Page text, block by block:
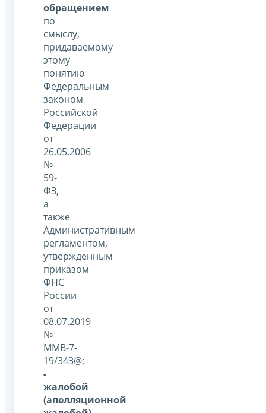
обращением
по
смыслу,
придаваемому
этому
понятию
Федеральным
законом
Российской
Федерации
от
26.05.2006
№
59-
ФЗ,
а
также
Административным
регламентом,
утвержденным
приказом
ФНС
России
от
08.07.2019
№
ММВ-7-
19/343@;
-
жалобой
(апелляционной